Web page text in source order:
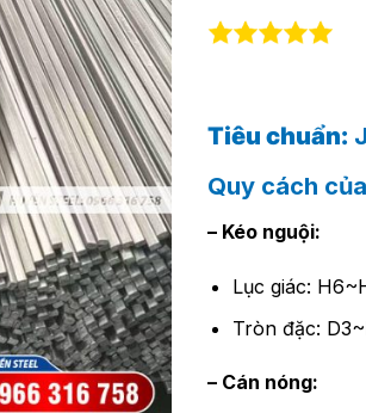
Tiêu chuẩn:
Quy cách
– Kéo nguội:
Lục giác:
Tròn đặc:
– Cán nóng: